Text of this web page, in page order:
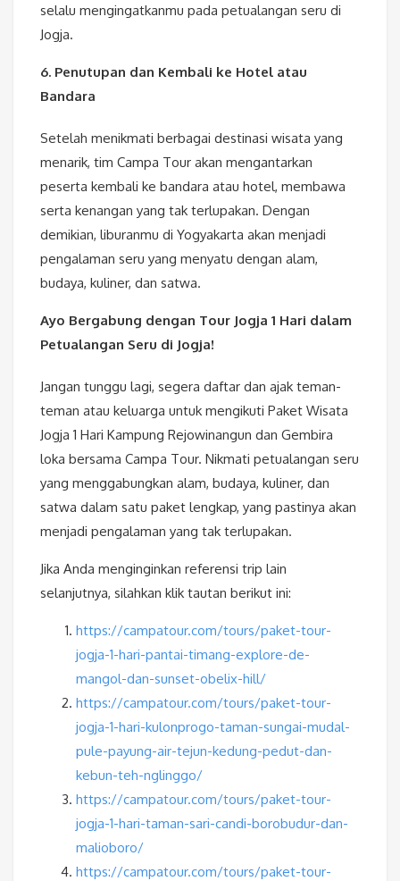
selalu mengingatkanmu pada petualangan seru di
Jogja.
6. Penutupan dan Kembali ke Hotel atau
Bandara
Setelah menikmati berbagai destinasi wisata yang
menarik, tim Campa Tour akan mengantarkan
peserta kembali ke bandara atau hotel, membawa
serta kenangan yang tak terlupakan. Dengan
demikian, liburanmu di Yogyakarta akan menjadi
pengalaman seru yang menyatu dengan alam,
budaya, kuliner, dan satwa.
Ayo Bergabung dengan Tour Jogja 1 Hari dalam
Petualangan Seru di Jogja!
Jangan tunggu lagi, segera daftar dan ajak teman-
teman atau keluarga untuk mengikuti Paket Wisata
Jogja 1 Hari Kampung Rejowinangun dan Gembira
loka bersama Campa Tour. Nikmati petualangan seru
yang menggabungkan alam, budaya, kuliner, dan
satwa dalam satu paket lengkap, yang pastinya akan
menjadi pengalaman yang tak terlupakan.
Jika Anda menginginkan referensi trip lain
selanjutnya, silahkan klik tautan berikut ini:
https://campatour.com/tours/paket-tour-
jogja-1-hari-pantai-timang-explore-de-
mangol-dan-sunset-obelix-hill/
https://campatour.com/tours/paket-tour-
jogja-1-hari-kulonprogo-taman-sungai-mudal-
pule-payung-air-tejun-kedung-pedut-dan-
kebun-teh-nglinggo/
https://campatour.com/tours/paket-tour-
jogja-1-hari-taman-sari-candi-borobudur-dan-
malioboro/
https://campatour.com/tours/paket-tour-